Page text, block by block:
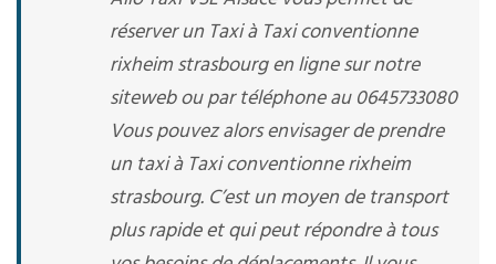
réserver un Taxi à Taxi conventionne
rixheim strasbourg en ligne sur notre
siteweb ou par téléphone au 0645733080
Vous pouvez alors envisager de prendre
un taxi à Taxi conventionne rixheim
strasbourg. C’est un moyen de transport
plus rapide et qui peut répondre à tous